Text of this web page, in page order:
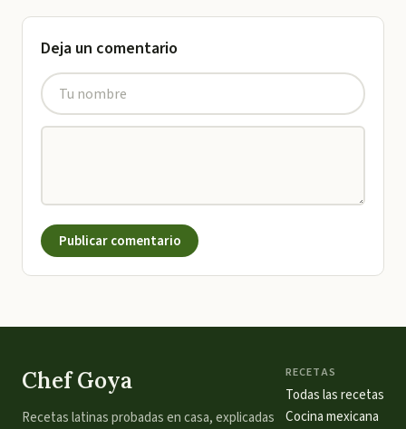
Deja un comentario
Publicar comentario
Chef Goya
Recetas latinas probadas en casa, explicadas
RECETAS
Todas las recetas
Cocina mexicana